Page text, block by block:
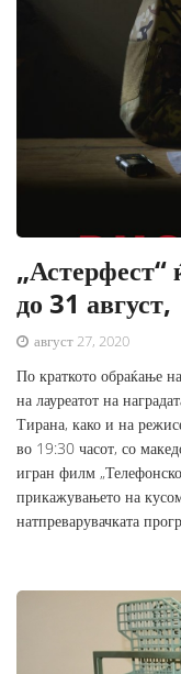
„Астерфест“
до 31 август,
август 27, 2020
По краткото обраќање
на лауреатот на
Тирана, како и на
во 19:30 часот, со
игран филм
прикажувањето на
натпреварувачката